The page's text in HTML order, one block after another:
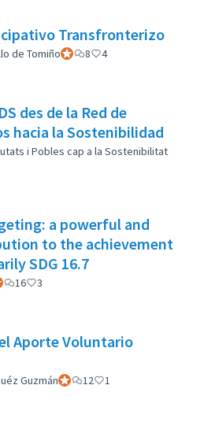
Transfronterizo
de TomiñoOfficial participant
8 4
des de la Red de
hacia la Sostenibilidad
i Pobles cap a la Sostenibilitat
a powerful and
to the achievement
SDG 16.7
participant
16 3
Aporte Voluntario
GuzmánOfficial participant
12 1